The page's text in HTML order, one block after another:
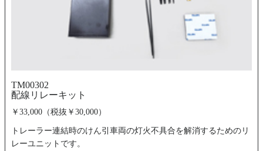
TM00302
配線リレーキット
￥33,000（税抜￥30,000）
トレーラー連結時のけん引車両の灯火不具合を解消するためのリ
レーユニットです。